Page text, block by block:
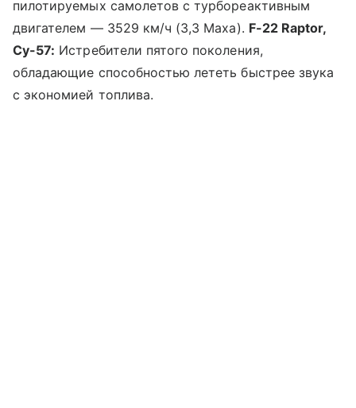
пилотируемых самолетов с турбореактивным
двигателем — 3529 км/ч (3,3 Маха). F-22 Raptor,
Су-57: Истребители пятого поколения,
обладающие способностью лететь быстрее звука
с экономией топлива.